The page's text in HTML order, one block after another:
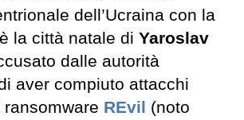
dell’Ucraina con la
la città natale di Yaroslav
dalle autorità
aver compiuto attacchi
REvil (noto